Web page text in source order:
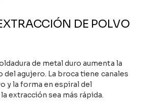
DE POLVO
de metal duro aumenta la
agujero. La broca tiene canales
y la forma en espiral del
extracción sea más rápida.